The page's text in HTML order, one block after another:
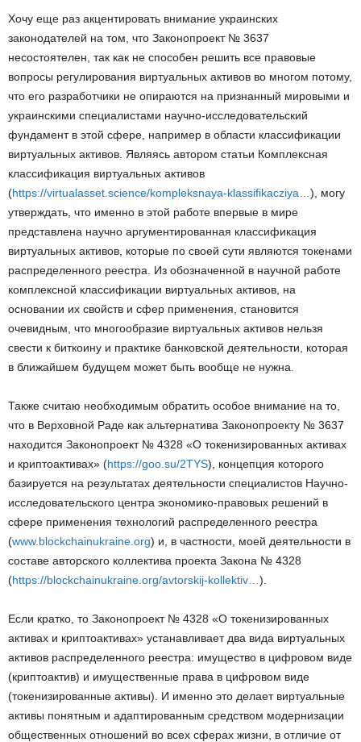
Хочу еще раз акцентировать внимание украинских
законодателей на том, что Законопроект № 3637
несостоятелен, так как не способен решить все правовые
вопросы регулирования виртуальных активов во многом потому,
что его разработчики не опираются на признанный мировыми и
украинскими специалистами научно-исследовательский
фундамент в этой сфере, например в области классификации
виртуальных активов. Являясь автором статьи Комплексная
классификация виртуальных активов
(https://virtualasset.science/kompleksnaya-klassifikacziya… ), могу
утверждать, что именно в этой работе впервые в мире
представлена научно аргументированная классификация
виртуальных активов, которые по своей сути являются токенами
распределенного реестра. Из обозначенной в научной работе
комплексной классификации виртуальных активов, на
основании их свойств и сфер применения, становится
очевидным, что многообразие виртуальных активов нельзя
свести к биткоину и практике банковской деятельности, которая
в ближайшем будущем может быть вообще не нужна.
Также считаю необходимым обратить особое внимание на то,
что в Верховной Раде как альтернатива Законопроекту № 3637
находится Законопроект № 4328 «О токенизированных активах
и криптоактивах» (https://goo.su/2TYS), концепция которого
базируется на результатах деятельности специалистов Научно-
исследовательского центра экономико-правовых решений в
сфере применения технологий распределенного реестра
(www.blockchainukraine.org) и, в частности, моей деятельности в
составе авторского коллектива проекта Закона № 4328
(https://blockchainukraine.org/avtorskij-kollektiv… ).
Если кратко, то Законопроект № 4328 «О токенизированных
активах и криптоактивах» устанавливает два вида виртуальных
активов распределенного реестра: имущество в цифровом виде
(криптоактив) и имущественные права в цифровом виде
(токенизированные активы). И именно это делает виртуальные
активы понятным и адаптированным средством модернизации
общественных отношений во всех сферах жизни, в отличие от